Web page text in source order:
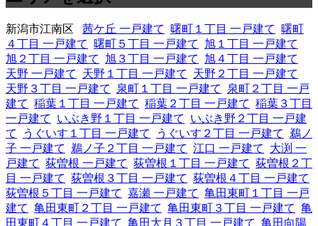
新潟市江南区 茜ケ丘 一戸建て 曙町１丁目 一戸建て
曙町
４丁目 一戸建て
曙町５丁目 一戸建て
旭１丁目 一戸建て
旭２丁目 一戸建て
旭３丁目 一戸建て
旭４丁目 一戸建て
天野 一戸建て
天野１丁目 一戸建て
天野２丁目 一戸建て
天野３丁目 一戸建て
泉町１丁目 一戸建て
泉町２丁目 一戸
建て 稲葉１丁目 一戸建て 稲葉２丁目 一戸建て 稲葉３丁目
一戸建て
いぶき野１丁目 一戸建て
いぶき野２丁目 一戸建
て
うぐいす１丁目 一戸建て うぐいす２丁目 一戸建て
鵜ノ
子 一戸建て
鵜ノ子２丁目 一戸建て 江口 一戸建て
大渕 一
戸建て 荻曽根 一戸建て 荻曽根１丁目 一戸建て 荻曽根２丁
目 一戸建て 荻曽根３丁目 一戸建て 荻曽根４丁目 一戸建て
荻曽根５丁目 一戸建て 嘉瀬 一戸建て 亀田東町１丁目 一戸
建て 亀田東町２丁目 一戸建て 亀田東町３丁目 一戸建て 亀
田東町４丁目 一戸建て 亀田大月３丁目 一戸建て 亀田向陽